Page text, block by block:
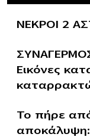
ΝΕΚΡΟΙ 2
Εικόνες
Το πήρε
αποκάλυψη: